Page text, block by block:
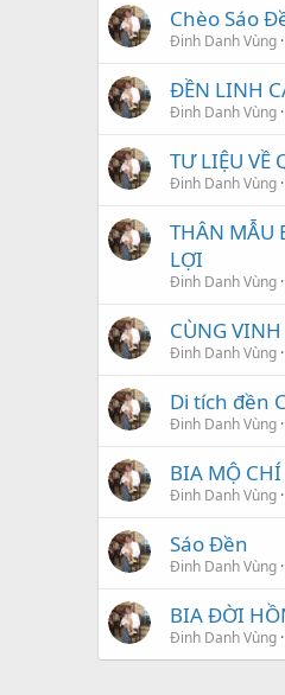
Chèo Sáo
Đinh Danh Vùng
ĐỀN LINH
Đinh Danh Vùng
TƯ LIỆU VỀ
Đinh Danh Vùng
THÂN MẪU
LỢI
Đinh Danh Vùng
CÙNG
Đinh Danh Vùng
Di tích đền
Đinh Danh Vùng
BIA MỘ
Đinh Danh Vùng
Sáo Đền
Đinh Danh Vùng
BIA ĐỜI
Đinh Danh Vùng